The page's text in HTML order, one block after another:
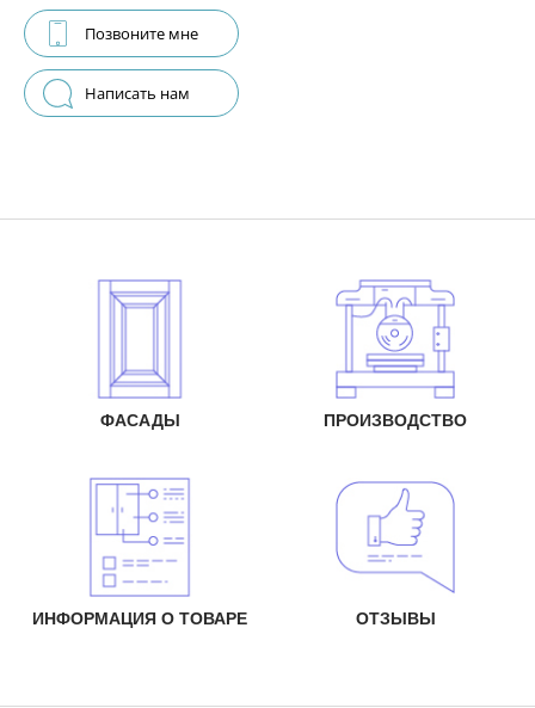
Позвоните мне
Написать нам
ФАСАДЫ ПРОИЗВОДСТВО
ИНФОРМАЦИЯ О ТОВАРЕ ОТЗЫВЫ